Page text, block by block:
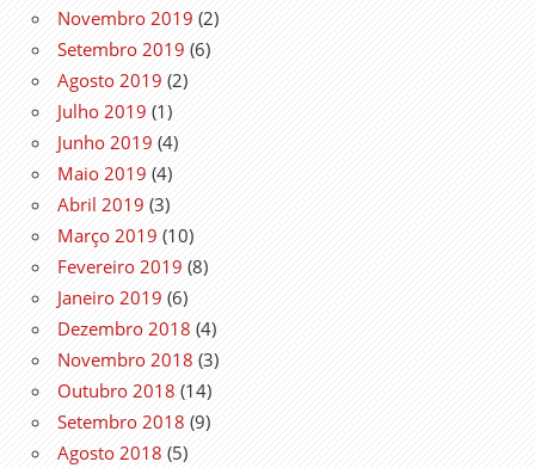
Novembro 2019 (2)
Setembro 2019 (6)
Agosto 2019 (2)
Julho 2019 (1)
Junho 2019 (4)
Maio 2019 (4)
Abril 2019 (3)
Março 2019 (10)
Fevereiro 2019 (8)
Janeiro 2019 (6)
Dezembro 2018 (4)
Novembro 2018 (3)
Outubro 2018 (14)
Setembro 2018 (9)
Agosto 2018 (5)